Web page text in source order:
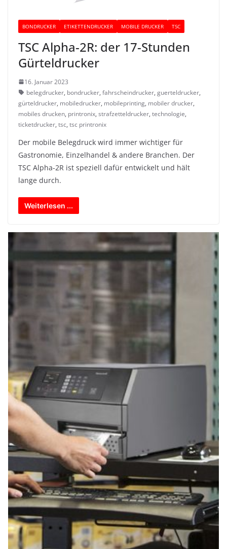
BONDRUCKER ETIKETTENDRUCKER MOBILE DRUCKER TSC
TSC Alpha-2R: der 17-Stunden
Gürteldrucker
16. Januar 2023
belegdrucker, bondrucker, fahrscheindrucker, guerteldrucker,
gürteldrucker, mobiledrucker, mobileprinting, mobiler drucker,
mobiles drucken, printronix, strafzetteldrucker, technologie,
ticketdrucker, tsc, tsc printronix
Der mobile Belegdruck wird immer wichtiger für
Gastronomie, Einzelhandel & andere Branchen. Der
TSC Alpha-2R ist speziell dafür entwickelt und hält
lange durch.
Weiterlesen ...